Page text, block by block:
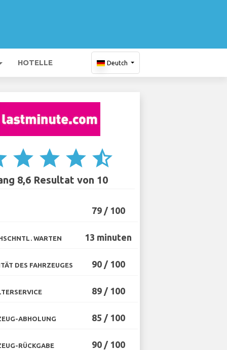
HOTELLE Deutch
star star star star_half
8,6 Resultat von 10
79 / 100
WARTEN 13 minuten
DES FAHRZEUGES 90 / 100
89 / 100
ABHOLUNG 85 / 100
RÜCKGABE 90 / 100